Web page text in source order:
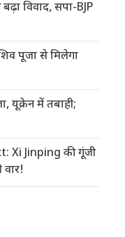
विवाद, सपा-BJP
पूजा से मिलेगा
यूक्रेन में तबाही;
Xi Jinping की गूंजी